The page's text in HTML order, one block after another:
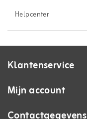
Helpcenter
Klantenservice
Mijn account